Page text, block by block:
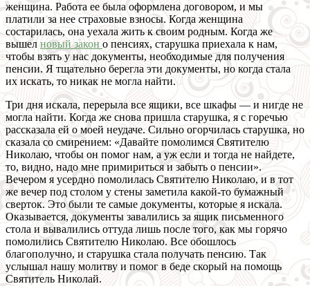
женщина. Работа ее была оформлена договором, и мы
платили за нее страховые взносы. Когда женщина
состарилась, она уехала жить к своим родным. Когда же
вышел новый закон о пенсиях, старушка приехала к нам,
чтобы взять у нас документы, необходимые для получения
пенсии. Я тщательно берегла эти документы, но когда стала
их искать, то никак не могла найти.
Три дня искала, перерыла все ящики, все шкафы — и нигде не
могла найти. Когда же снова пришла старушка, я с горечью
рассказала ей о моей неудаче. Сильно огорчилась старушка, но
сказала со смирением: «Давайте помолимся Святителю
Николаю, чтобы он помог нам, а уж если и тогда не найдете,
то, видно, надо мне примириться и забыть о пенсии».
Вечером я усердно помолилась Святителю Николаю, и в тот
же вечер под столом у стены заметила какой-то бумажный
сверток. Это были те самые документы, которые я искала.
Оказывается, документы завалились за ящик письменного
стола и вывалились оттуда лишь после того, как мы горячо
помолились Святителю Николаю. Все обошлось
благополучно, и старушка стала получать пенсию. Так
услышал нашу молитву и помог в беде скорый на помощь
Святитель Николай.